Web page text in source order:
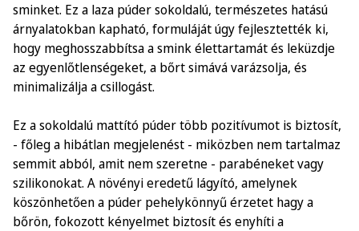
sminket. Ez a laza púder sokoldalú, természetes hatású
árnyalatokban kapható, formuláját úgy fejlesztették ki,
hogy meghosszabbítsa a smink élettartamát és leküzdje
az egyenlőtlenségeket, a bőrt simává varázsolja, és
minimalizálja a csillogást.
Ez a sokoldalú mattító púder több pozitívumot is biztosít,
- főleg a hibátlan megjelenést - miközben nem tartalmaz
semmit abból, amit nem szeretne - parabéneket vagy
szilikonokat. A növényi eredetű lágyító, amelynek
köszönhetően a púder pehelykönnyű érzetet hagy a
bőrön, fokozott kényelmet biztosít és enyhíti a